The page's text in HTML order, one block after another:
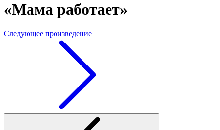
«Мама работает»
Следующее произведение